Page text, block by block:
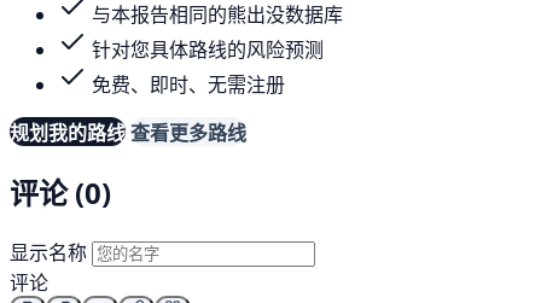
与本报告相同的熊出没数据库
针对您具体路线的风险预测
免费、即时、无需注册
规划我的路线查看更多路线
评论 (0)
显示名称
评论